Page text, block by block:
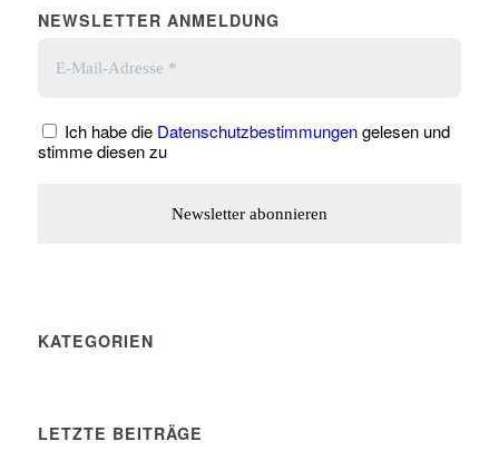
NEWSLETTER ANMELDUNG
Ich habe die Datenschutzbestimmungengelesen und
stimme diesen zu
KATEGORIEN
LETZTE BEITRÄGE